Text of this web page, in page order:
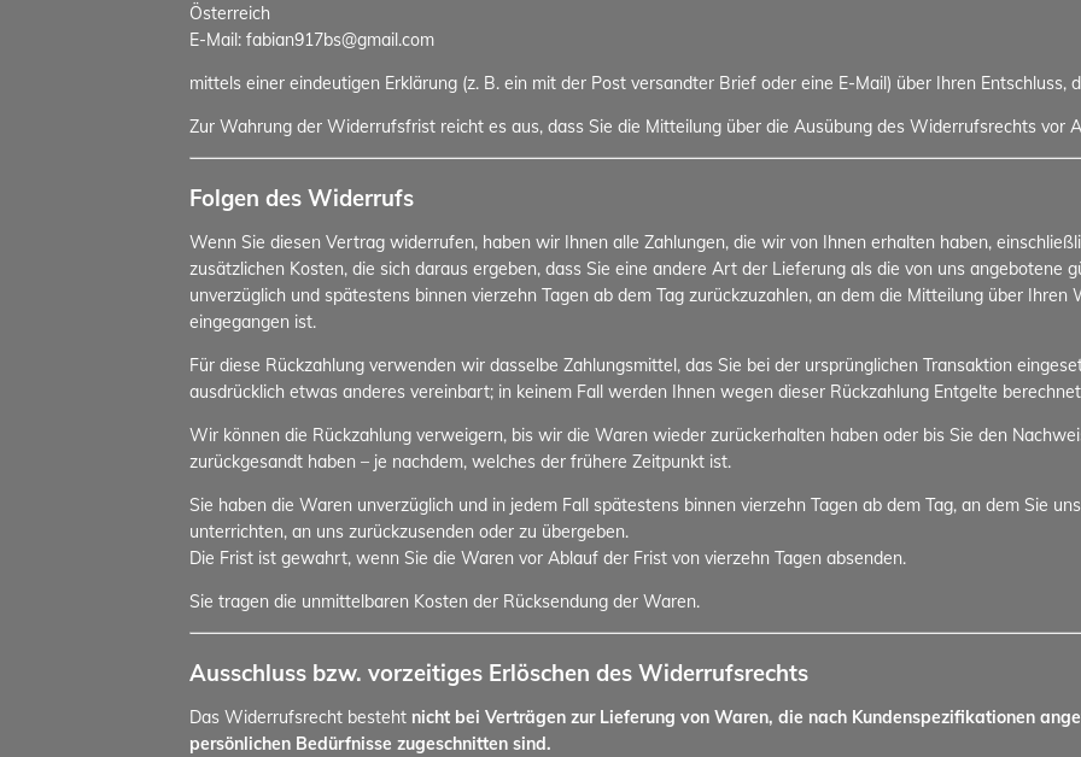
Österreich
E-Mail: fabian917bs@gmail.com
mittels einer eindeutigen Erklärung (z. B. ein mit der Post versandter Brief oder eine E-Mail) über Ihren
Zur Wahrung der Widerrufsfrist reicht es aus, dass Sie die Mitteilung über die Ausübung des Widerrufsrechts vor
Folgen des Widerrufs
Wenn Sie diesen Vertrag widerrufen, haben wir Ihnen alle Zahlungen, die wir von Ihnen erhalten haben,
zusätzlichen Kosten, die sich daraus ergeben, dass Sie eine andere Art der Lieferung als die von uns angebotene
unverzüglich und spätestens binnen vierzehn Tagen ab dem Tag zurückzuzahlen, an dem die Mitteilung über
eingegangen ist.
Für diese Rückzahlung verwenden wir dasselbe Zahlungsmittel, das Sie bei der ursprünglichen Transaktion
ausdrücklich etwas anderes vereinbart; in keinem Fall werden Ihnen wegen dieser Rückzahlung Entgelte
Wir können die Rückzahlung verweigern, bis wir die Waren wieder zurückerhalten haben oder bis Sie den
zurückgesandt haben – je nachdem, welches der frühere Zeitpunkt ist.
Sie haben die Waren unverzüglich und in jedem Fall spätestens binnen vierzehn Tagen ab dem Tag, an dem Sie
unterrichten, an uns zurückzusenden oder zu übergeben.
Die Frist ist gewahrt, wenn Sie die Waren vor Ablauf der Frist von vierzehn Tagen absenden.
Sie tragen die unmittelbaren Kosten der Rücksendung der Waren.
Ausschluss bzw. vorzeitiges Erlöschen des Widerrufsrechts
Das Widerrufsrecht besteht nicht bei Verträgen zur Lieferung von Waren, die nach Kundenspezifikationen
persönlichen Bedürfnisse zugeschnitten sind.